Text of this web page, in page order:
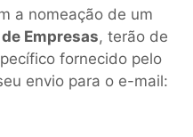
a nomeação de um
Empresas, terão de
fornecido pelo
envio para o e-mail: